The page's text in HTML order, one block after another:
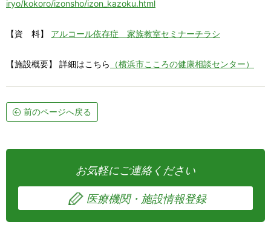
iryo/kokoro/izonsho/izon_kazoku.html
【資 料】 アルコール依存症 家族教室セミナーチラシ
【施設概要】 詳細はこちら （横浜市こころの健康相談センター）
前のページへ戻る
お気軽にご連絡ください
医療機関・施設情報登録